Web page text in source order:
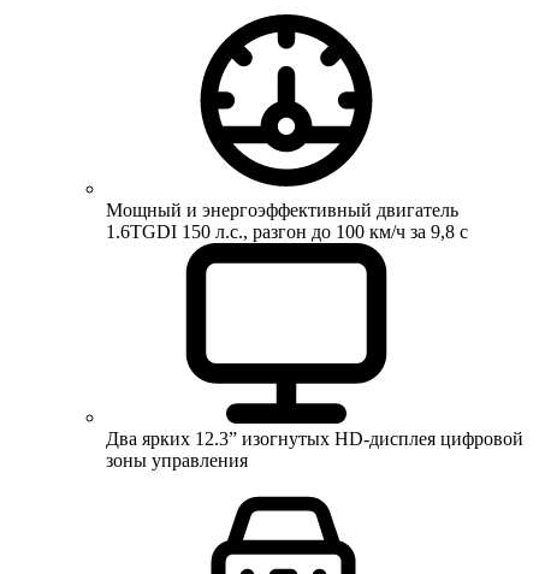
Мощный и энергоэффективный двигатель
1.6TGDI 150 л.с., разгон до 100 км/ч за 9,8 с
Два ярких 12.3” изогнутых HD-дисплея цифровой
зоны управления